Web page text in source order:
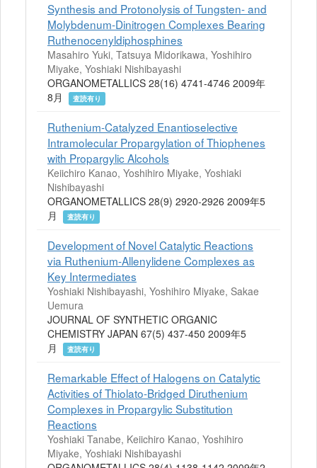
Synthesis and Protonolysis of Tungsten- and
Molybdenum-Dinitrogen Complexes Bearing
Ruthenocenyldiphosphines
Masahiro Yuki, Tatsuya Midorikawa, Yoshihiro
Miyake, Yoshiaki Nishibayashi
ORGANOMETALLICS 28(16) 4741-4746 2009年
8月
査読有り
Ruthenium-Catalyzed Enantioselective
Intramolecular Propargylation of Thiophenes
with Propargylic Alcohols
Keiichiro Kanao, Yoshihiro Miyake, Yoshiaki
Nishibayashi
ORGANOMETALLICS 28(9) 2920-2926 2009年5
月
査読有り
Development of Novel Catalytic Reactions
via Ruthenium-Allenylidene Complexes as
Key Intermediates
Yoshiaki Nishibayashi, Yoshihiro Miyake, Sakae
Uemura
JOURNAL OF SYNTHETIC ORGANIC
CHEMISTRY JAPAN 67(5) 437-450 2009年5
月
査読有り
Remarkable Effect of Halogens on Catalytic
Activities of Thiolato-Bridged Diruthenium
Complexes in Propargylic Substitution
Reactions
Yoshiaki Tanabe, Keiichiro Kanao, Yoshihiro
Miyake, Yoshiaki Nishibayashi